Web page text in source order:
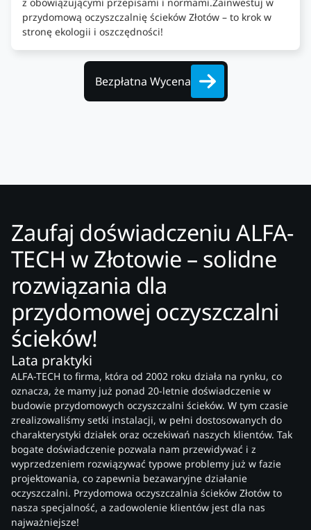
przydomową oczyszczalnię ścieków Złotów – to krok w
stronę ekologii i oszczędności!
Bezpłatna Wycena
Zaufaj doświadczeniu ALFA-
TECH w Złotowie – solidne
rozwiązania dla
przydomowej oczyszczalni
ścieków!
Lata praktyki
ALFA-TECH to firma, która od 2002 roku działa na rynku, co
oznacza, że mamy już ponad 20-letnie doświadczenie w
budowie przydomowych oczyszczalni ścieków. W tym czasie
zrealizowaliśmy setki instalacji, w pełni dostosowanych do
charakterystyki działek oraz oczekiwań naszych klientów. Tak
bogate doświadczenie pozwala nam przewidywać i z
wyprzedzeniem rozwiązywać typowe problemy już w fazie
projektowania, co zapewnia bezawaryjne działanie
oczyszczalni. Przydomowa oczyszczalnia ścieków Złotów to
nasza specjalność, a zadowolenie klientów jest dla nas
najważniejsze!